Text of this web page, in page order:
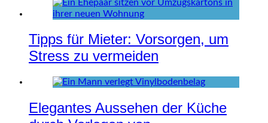
Tipps für Mieter: Vorsorgen, um
Stress zu vermeiden
Elegantes Aussehen der Küche